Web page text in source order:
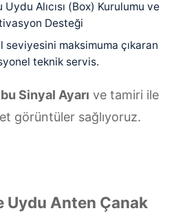
Alıcısı (Box) Kurulumu ve
Desteği
seviyesini maksimuma çıkaran
teknik servis.
Sinyal Ayarı ve tamiri ile
görüntüler sağlıyoruz.
Uydu Anten Çanak